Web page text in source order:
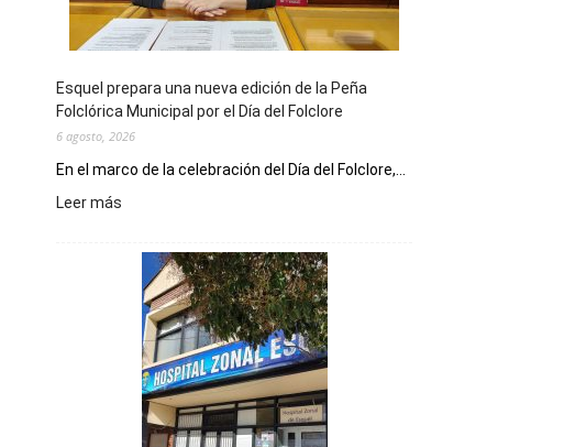
Esquel prepara una nueva edición de la Peña
Folclórica Municipal por el Día del Folclore
6 agosto, 2026
En el marco de la celebración del Día del Folclore,...
Leer más
nueva
edición
Peña
Folclórica
Municipal